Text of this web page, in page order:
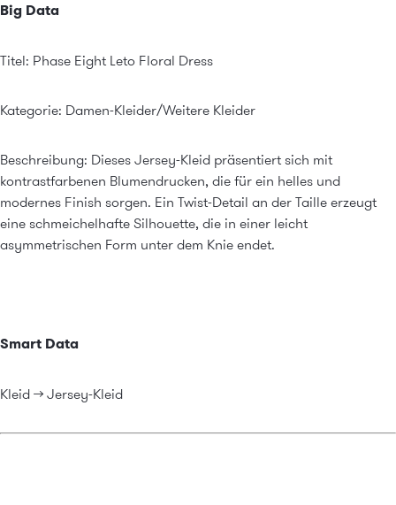
Big Data
Titel: Phase Eight Leto Floral Dress
Kategorie: Damen-Kleider/Weitere Kleider
Beschreibung: Dieses Jersey-Kleid präsentiert sich mit
kontrastfarbenen Blumendrucken, die für ein helles und
modernes Finish sorgen. Ein Twist-Detail an der Taille erzeugt
eine schmeichelhafte Silhouette, die in einer leicht
asymmetrischen Form unter dem Knie endet.
Smart Data
Kleid -> Jersey-Kleid